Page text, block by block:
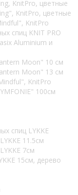
KnitPro, цветные
KnitPro, цветные
KnitPro
спиц KNIT PRO
Aluminium и
Moon" 10 см
Moon" 13 см
KnitPro
100см
спиц LYKKE
11.5см
7см
15см, дерево